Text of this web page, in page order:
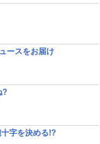
ースをお届け
?
字を決める!?